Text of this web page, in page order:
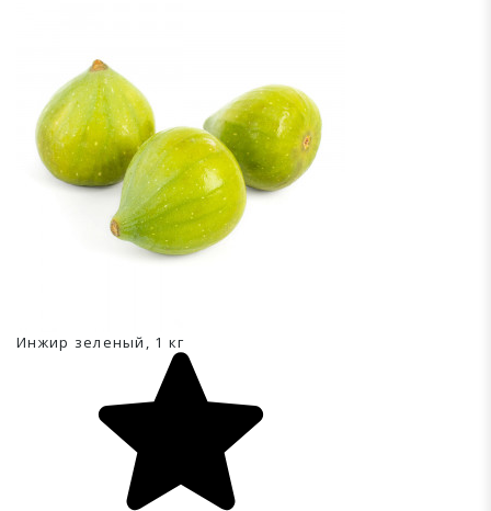
Инжир зеленый, 1 кг